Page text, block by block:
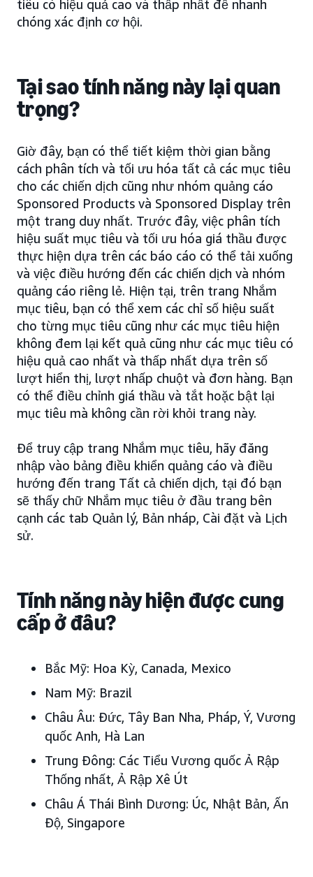
tiêu có hiệu quả cao và thấp nhất để nhanh
chóng xác định cơ hội.
Tại sao tính năng này lại quan
trọng?
Giờ đây, bạn có thể tiết kiệm thời gian bằng
cách phân tích và tối ưu hóa tất cả các mục tiêu
cho các chiến dịch cũng như nhóm quảng cáo
Sponsored Products và Sponsored Display trên
một trang duy nhất. Trước đây, việc phân tích
hiệu suất mục tiêu và tối ưu hóa giá thầu được
thực hiện dựa trên các báo cáo có thể tải xuống
và việc điều hướng đến các chiến dịch và nhóm
quảng cáo riêng lẻ. Hiện tại, trên trang Nhắm
mục tiêu, bạn có thể xem các chỉ số hiệu suất
cho từng mục tiêu cũng như các mục tiêu hiện
không đem lại kết quả cũng như các mục tiêu có
hiệu quả cao nhất và thấp nhất dựa trên số
lượt hiển thị, lượt nhấp chuột và đơn hàng. Bạn
có thể điều chỉnh giá thầu và tắt hoặc bật lại
mục tiêu mà không cần rời khỏi trang này.
Để truy cập trang Nhắm mục tiêu, hãy đăng
nhập vào bảng điều khiển quảng cáo và điều
hướng đến trang Tất cả chiến dịch, tại đó bạn
sẽ thấy chữ Nhắm mục tiêu ở đầu trang bên
cạnh các tab Quản lý, Bản nháp, Cài đặt và Lịch
sử.
Tính năng này hiện được cung
cấp ở đâu?
Bắc Mỹ: Hoa Kỳ, Canada, Mexico
Nam Mỹ: Brazil
Châu Âu: Đức, Tây Ban Nha, Pháp, Ý, Vương
quốc Anh, Hà Lan
Trung Đông: Các Tiểu Vương quốc Ả Rập
Thống nhất, Ả Rập Xê Út
Châu Á Thái Bình Dương: Úc, Nhật Bản, Ấn
Độ, Singapore